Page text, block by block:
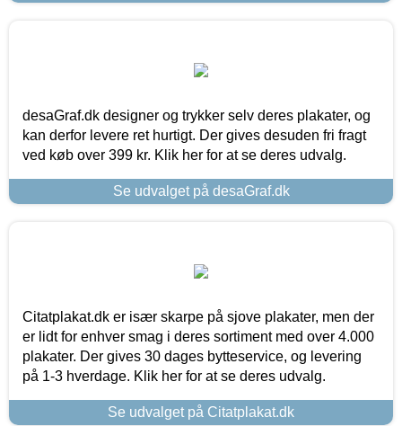
desaGraf.dk designer og trykker selv deres plakater, og
kan derfor levere ret hurtigt. Der gives desuden fri fragt
ved køb over 399 kr. Klik her for at se deres udvalg.
Se udvalget på desaGraf.dk
Citatplakat.dk er især skarpe på sjove plakater, men der
er lidt for enhver smag i deres sortiment med over 4.000
plakater. Der gives 30 dages bytteservice, og levering
på 1-3 hverdage. Klik her for at se deres udvalg.
Se udvalget på Citatplakat.dk